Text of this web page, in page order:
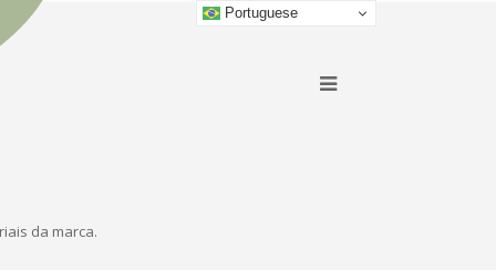
da marca.
Portuguese